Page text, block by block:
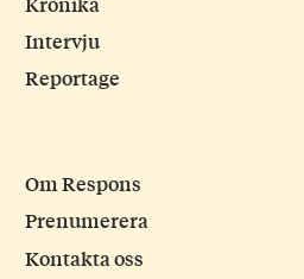
Intervju
Reportage
Om Respons
Prenumerera
Kontakta oss